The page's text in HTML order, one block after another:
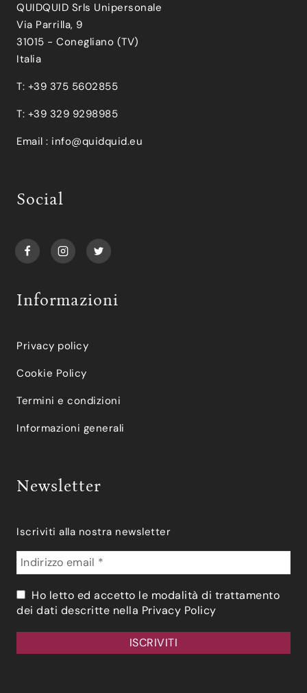
QUIDQUID Srls Unipersonale
Via Parrilla, 9
31015 - Conegliano (TV)
Italia
T: +39 375 5602855
T: +39 329 9298985
Email : info@quidquid.eu
Social
Informazioni
Privacy policy
Cookie Policy
Termini e condizioni
Informazioni generali
Newsletter
Iscriviti alla nostra newsletter
Ho letto ed accetto le modalità di trattamento
dei dati descritte nella Privacy Policy